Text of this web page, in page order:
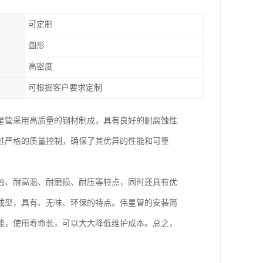
可定制
圆形
高密度
可根据客户要求定制
采用高质量的钢材制成，具有良好的耐腐蚀性
格的质量控制，确保了其优异的性能和可靠
耐高温、耐磨损、耐压等特点，同时还具有优
，具有、无味、环保的特点。伟星管的安装简
使用寿命长，可以大大降低维护成本。总之，